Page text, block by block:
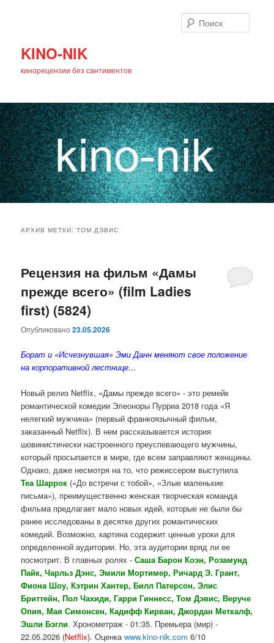
KINO-NIK
кинорецензии без сантиментов
основному
содержимому
дополнительному
содержимому
АРХИВ МЕТКИ:ТОМ ДЭВИС
Рецензия на фильм «Дамы
прежде всего» (film Ladies
first) (5824)
Опубликовано23.05.2026
Борат и «Исчезнувшая» Эми Данн меняют свое положение
на корпоративной лестнице…
Новый релиз Netflix, «Дамы прежде всего» - это ремейк
романтической комедии Элеоноры Пурриа 2018 года «Я
нелегкий мужчина» (первый франкоязычный фильм,
заказанный Netflix). В нем рассказывается история
шовинистически настроенного преуспевающего мужчины,
который просыпается в мире, где всем заправляют женщины.
Однако, даже несмотря на то, что режиссером выступила
Теа Шаррок («До встречи с тобой», «Злые маленькие
письма»), преимущественно женская творческая команда
фильма предлагает мало новых идей, которые не были бы
ранее исследованы в десятке других романтических
комедий. Возможно, картина содержит ценные уроки для
определенной аудитории. Но, эта аудитории вряд ли ее
посмотрит. В главных ролях -Саша Барон Коэн, Розамунд
Пайк, Чарльз Дэнс, Эмили Мортимер, Ричард Э. Грант,
Фиона Шоу, Кэтрин Хантер, Билл Патерсон, Элис
Бриттейн, Пол Чахиди, Гарри Гиннесс, Том Дэвис, Веруче
Опия, Мая Симонсен, Кадифф Кирван, Джордан Меткалф,
Эшли Бэгли. Хронометраж - 01:35. Премьера (мир) -
22.05.2026 (Netflix). Оценкаwww.kino-nik.com 6/10